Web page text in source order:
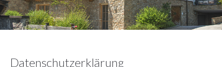
Register|Lost your password?
Support
Datenschutzerklärung